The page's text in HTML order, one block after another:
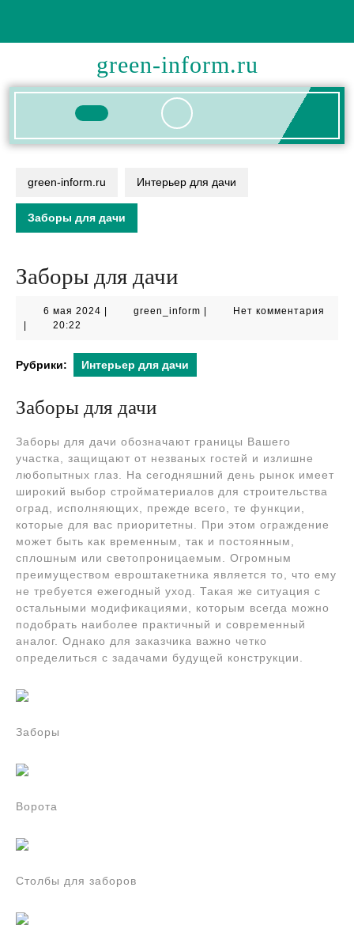
содержимому
green-inform.ru
Кнопка
green-inform.ru Интерьер для дачи
Заборы для дачи
Заборы для дачи
6 мая 2024 6
green_informgreen_informНет комментария
20:22
Рубрики: Интерьер для дачи
Заборы для дачи
Заборы для дачи обозначают границы Вашего
участка, защищают от незваных гостей и излишне
любопытных глаз. На сегодняшний день рынок имеет
широкий выбор стройматериалов для строительства
оград, исполняющих, прежде всего, те функции,
которые для вас приоритетны. При этом ограждение
может быть как временным, так и постоянным,
сплошным или светопроницаемым. Огромным
преимуществом евроштакетника является то, что ему
не требуется ежегодный уход. Такая же ситуация с
остальными модификациями, которым всегда можно
подобрать наиболее практичный и современный
аналог. Однако для заказчика важно четко
определиться с задачами будущей конструкции.
Заборы
Ворота
Столбы для заборов